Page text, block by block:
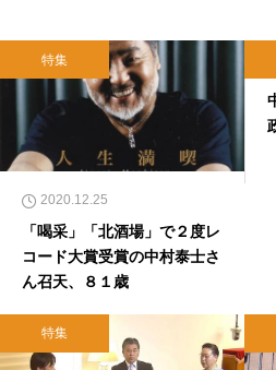
特集
2020.12.25
「喝采」「北酒場」で２度レ
コード大賞受賞の中村泰士さ
ん召天、８１歳
特集